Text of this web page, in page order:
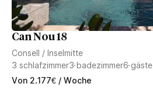
Can Nou 18
Consell / Inselmitte
3 schlafzimmer3badezimmer6gäste
Von 2.177€ / Woche